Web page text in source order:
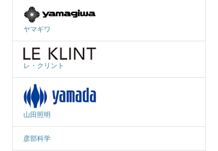
ヤマギワ
レ・クリント
山田照明
彦部科学